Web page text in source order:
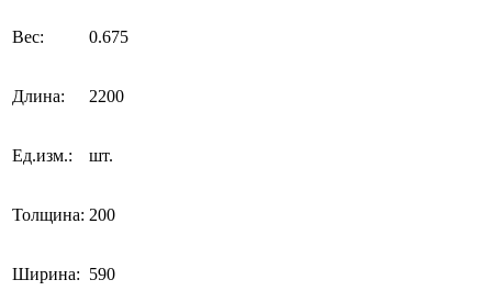
Вес: 0.675
Длина: 2200
Ед.изм.: шт.
Толщина: 200
Ширина: 590